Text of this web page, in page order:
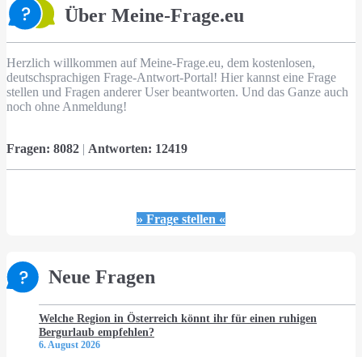
Über Meine-Frage.eu
Herzlich willkommen auf Meine-Frage.eu, dem kostenlosen,
deutschsprachigen Frage-Antwort-Portal! Hier kannst eine Frage
stellen und Fragen anderer User beantworten. Und das Ganze auch
noch ohne Anmeldung!
Fragen: 8082 | Antworten: 12419
» Frage stellen «
Neue Fragen
Welche Region in Österreich könnt ihr für einen ruhigen
Bergurlaub empfehlen?
6. August 2026